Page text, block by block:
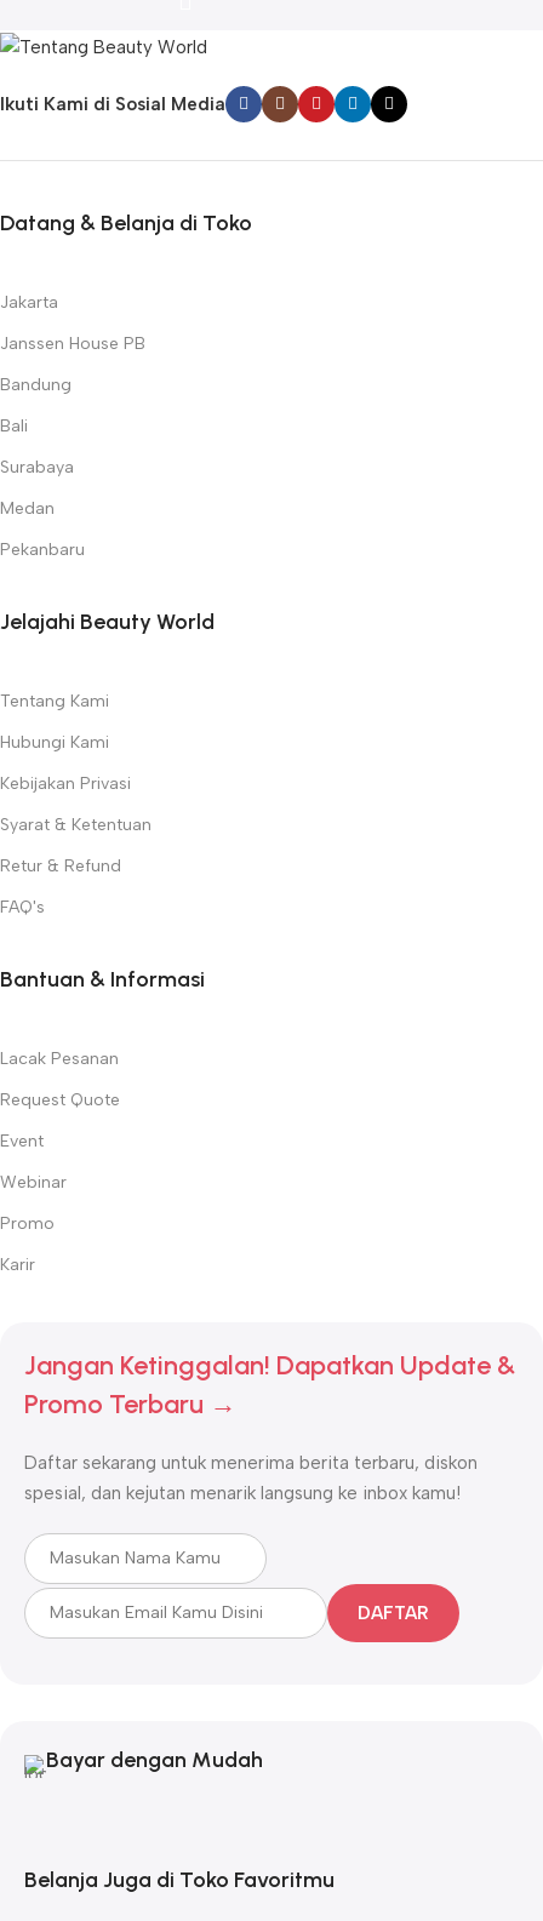
Ikuti Kami di Sosial Media
Datang & Belanja di Toko
Jakarta
Janssen House PB
Bandung
Bali
Surabaya
Medan
Pekanbaru
Jelajahi Beauty World
Tentang Kami
Hubungi Kami
Kebijakan Privasi
Syarat & Ketentuan
Retur & Refund
FAQ's
Bantuan & Informasi
Lacak Pesanan
Request Quote
Event
Webinar
Promo
Karir
Jangan Ketinggalan! Dapatkan Update &
Promo Terbaru →
Daftar sekarang untuk menerima berita terbaru, diskon
spesial, dan kejutan menarik langsung ke inbox kamu!
DAFTAR
Bayar dengan Mudah
Belanja Juga di Toko Favoritmu